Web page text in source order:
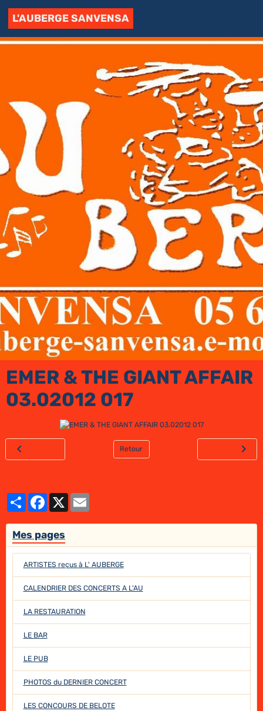
L'AUBERGE SANVENSA
EMER & THE GIANT AFFAIR
03.02012 017
Retour
PartagerFacebook
X
Mes pages
ARTISTES reçus à L' AUBERGE
CALENDRIER DES CONCERTS A L'AU
LA RESTAURATION
LE BAR
LE PUB
PHOTOS du DERNIER CONCERT
LES CONCOURS DE BELOTE